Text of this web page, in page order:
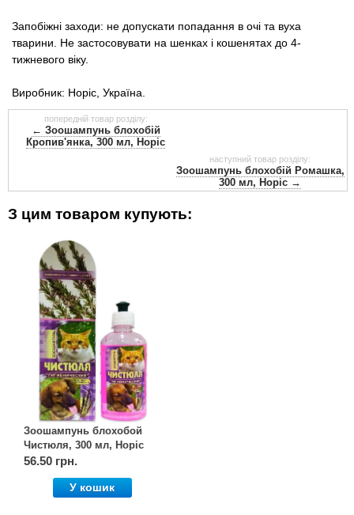
Запобіжні заходи: не допускати попадання в очі та вуха
тварини. Не застосовувати на шенках і кошенятах до 4-
тижневого віку.
Виробник: Норіс, Україна.
попередній товар розділу:
← Зоошампунь блохобій
Кропив'янка, 300 мл, Норіс
наступний товар розділу:
Зоошампунь блохобій Ромашка,
300 мл, Норіс →
З цим товаром купують:
Зоошампунь блохобой
Чистюля, 300 мл, Норіс
56.50 грн.
У кошик